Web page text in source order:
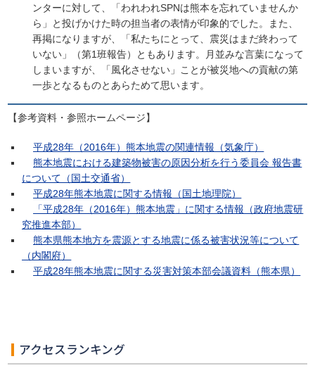
ンターに対して、「われわれSPNは熊本を忘れていませんか
ら」と投げかけた時の担当者の表情が印象的でした。また、
再掲になりますが、「私たちにとって、震災はまだ終わって
いない」（第1班報告）ともあります。月並みな言葉になって
しまいますが、「風化させない」ことが被災地への貢献の第
一歩となるものとあらためて思います。
【参考資料・参照ホームページ】
平成28年（2016年）熊本地震の関連情報（気象庁）
熊本地震における建築物被害の原因分析を行う委員会 報告書
について（国土交通省）
平成28年熊本地震に関する情報（国土地理院）
「平成28年（2016年）熊本地震」に関する情報（政府地震研
究推進本部）
熊本県熊本地方を震源とする地震に係る被害状況等について
（内閣府）
平成28年熊本地震に関する災害対策本部会議資料（熊本県）
アクセスランキング